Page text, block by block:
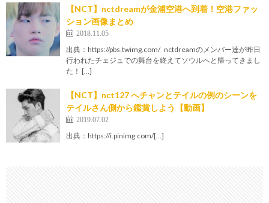
【NCT】nctdreamが金浦空港へ到着！空港ファッ
ション画像まとめ
2018.11.05
出典：https://pbs.twimg.com/ nctdreamのメンバー達が昨日
行われたチェジュでの舞台を終えてソウルへと帰ってきまし
た！ […]
【NCT】nct127 へチャンとテイルの例のシーンを
テイルさん側から鑑賞しよう【動画】
2019.07.02
出典：https://i.pinimg.com/[…]